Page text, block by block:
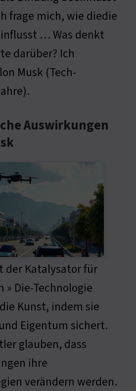
frage mich, wie diedie
… Was denkt
darüber? Ich
Musk (Tech-
Auswirkungen
der Katalysator für
» Die-Technologie
Kunst, indem sie
Eigentum sichert.
glauben, dass
ihre
verändern werden.